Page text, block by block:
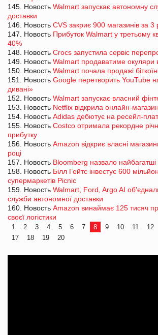
145. Новость Walmart запускає автономну
доставки
146. Новость CVS закриє 900 магазинів за 3
147. Новость Прибуток Walmart у третьому
40%
148. Новость Crocs запустила сервіс
149. Новость Walmart продаватиме окуляри
150. Новость Walmart почала продажі
151. Новость Google перетворить YouTube
дивані»
152. Новость Walmart запускає власний
153. Новость Netflix відкрила онлайн-
154. Новость Adidas дебютує на ресейл-
155. Новость Costco отримала рекордне
прибутку
156. Новость Amazon відкриє власні
році
157. Новость Bloomberg назвало найбагатші
158. Новость Білл Гейтс інвестує 600
супермаркетів Picnic
159. Новость Walmart, Ford, Argo AI
служби автономної доставки
160. Новость Amazon винаймає 125 тисяч
своєї логістики
1 2 3 4 5 6 7 8 9 10 11 12
17
18 19 20